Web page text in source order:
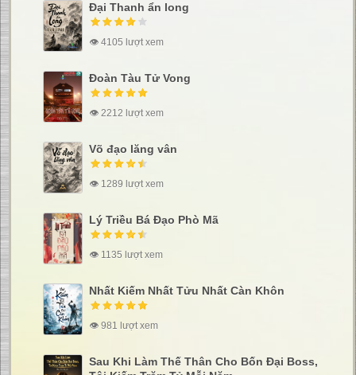
Đại Thanh ẩn long
👁 4105 lượt xem
Đoàn Tàu Tử Vong
👁 2212 lượt xem
Võ đạo lăng vân
👁 1289 lượt xem
Lý Triều Bá Đạo Phò Mã
👁 1135 lượt xem
Nhất Kiếm Nhất Tửu Nhất Càn Khôn
👁 981 lượt xem
Sau Khi Làm Thế Thân Cho Bốn Đại Boss,